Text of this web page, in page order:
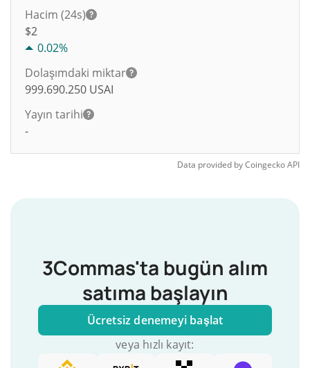
Hacim (24s)
$2
0.02%
Dolaşımdaki miktar
999.690.250 USAI
Yayın tarihi
-
Data provided byCoingeckoAPI
3Commas'ta bugün alım
satıma başlayın
Ücretsiz denemeyi başlat
veya hızlı kayıt: